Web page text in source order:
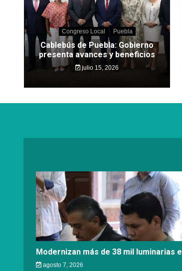
Congreso Local Puebla
Cablebús de Puebla: Gobierno
presenta avances y beneficios
julio 15, 2026
Modernizan más de 38 mil luminarias
agosto 7, 2026